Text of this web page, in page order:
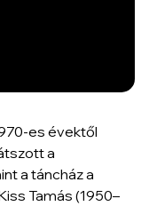
es évektől
a
a táncház a
Tamás (1950–